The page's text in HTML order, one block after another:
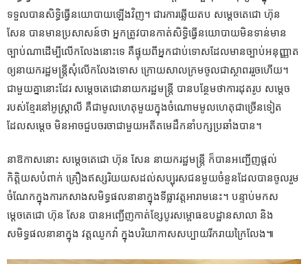
ទទួលបានសិទ្ធិធ្វើនយោបាយឡើងវិញ។ ជារការឆ្លើយតប សម្តេចតេជោ ហ៊ុន
សែន បានមានប្រសាសន៍ថា អ្នកត្រូវបានកាត់សិទ្ធិធ្វើនយោបាយមិនទាន់មាន
ច្បាប់ណាដើម្បីលើកលែងនោះទេ គឺផ្ទុយពីអ្នកជាប់ទោសដែលមានច្បាប់អនុញ្ញាត
ឲ្យនាយករដ្ឋមន្រ្តីសុំលើកលែងទោស ក្រោយសាលក្រមចូលជាស្ថាពររួចហើយ។
ជាមួយគ្នានោះដែរ សម្តេចតេជោនាយករដ្ឋមន្រ្តី បានបន្ថែមថាការដុតរូប សម្តេច
របស់ខ្មែរនៅអូស្ត្រាលី គឺជាមូលហេតុមួយក្នុងចំណោមមូលហេតុជាច្រើនទៀត
ដែលសម្តេច មិនអាចជួបចរចាជាមួយអតីតមេដឹកនាំបក្សប្រឆាំងបាន។
នាឱកាសនោះ សម្តេចតេជោ ហ៊ុន សែន នាយករដ្ឋមន្ត្រី ក៏បានអញ្ជើញផ្តល់
កិត្តិយសបំពាក់ គ្រឿងឥស្សរិយយសដល់សប្បុរសជនមួយចំនួនដែលបានចូលរួម
ចំណែកក្នុងការកសាងសមិទ្ធផលនានាក្នុងទីធ្លាវត្តអារាមនេះ។ បន្ទាប់មកស
ម្តេចតេជោ ហ៊ុន សែន បានអញ្ជើញកាត់ខ្សែបូរសម្ពោធឧបដ្ឋានសាលា និង
សមិទ្ធផលនានាក្នុង វត្តឈូកវ៉ា ក្នុងបរិយាកាសសប្បាយរីករាយក្រៃលែង៕